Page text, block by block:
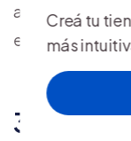
alianzas
entre otros.
3.
Creá tu
más